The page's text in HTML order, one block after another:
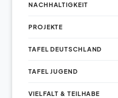
NACHHALTIGKEIT
PROJEKTE
TAFEL DEUTSCHLAND
TAFEL JUGEND
VIELFALT & TEILHABE